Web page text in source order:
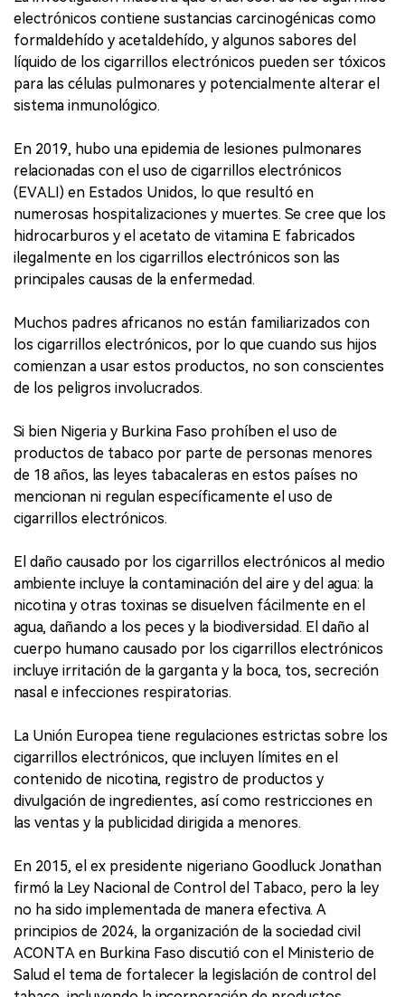
electrónicos contiene sustancias carcinogénicas como
formaldehído y acetaldehído, y algunos sabores del
líquido de los cigarrillos electrónicos pueden ser tóxicos
para las células pulmonares y potencialmente alterar el
sistema inmunológico.
En 2019, hubo una epidemia de lesiones pulmonares
relacionadas con el uso de cigarrillos electrónicos
(EVALI) en Estados Unidos, lo que resultó en
numerosas hospitalizaciones y muertes. Se cree que los
hidrocarburos y el acetato de vitamina E fabricados
ilegalmente en los cigarrillos electrónicos son las
principales causas de la enfermedad.
Muchos padres africanos no están familiarizados con
los cigarrillos electrónicos, por lo que cuando sus hijos
comienzan a usar estos productos, no son conscientes
de los peligros involucrados.
Si bien Nigeria y Burkina Faso prohíben el uso de
productos de tabaco por parte de personas menores
de 18 años, las leyes tabacaleras en estos países no
mencionan ni regulan específicamente el uso de
cigarrillos electrónicos.
El daño causado por los cigarrillos electrónicos al medio
ambiente incluye la contaminación del aire y del agua: la
nicotina y otras toxinas se disuelven fácilmente en el
agua, dañando a los peces y la biodiversidad. El daño al
cuerpo humano causado por los cigarrillos electrónicos
incluye irritación de la garganta y la boca, tos, secreción
nasal e infecciones respiratorias.
La Unión Europea tiene regulaciones estrictas sobre los
cigarrillos electrónicos, que incluyen límites en el
contenido de nicotina, registro de productos y
divulgación de ingredientes, así como restricciones en
las ventas y la publicidad dirigida a menores.
En 2015, el ex presidente nigeriano Goodluck Jonathan
firmó la Ley Nacional de Control del Tabaco, pero la ley
no ha sido implementada de manera efectiva. A
principios de 2024, la organización de la sociedad civil
ACONTA en Burkina Faso discutió con el Ministerio de
Salud el tema de fortalecer la legislación de control del